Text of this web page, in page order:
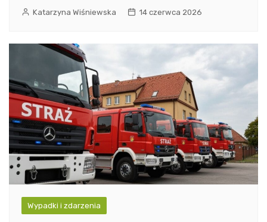
Katarzyna Wiśniewska 14 czerwca 2026
Wypadki i zdarzenia